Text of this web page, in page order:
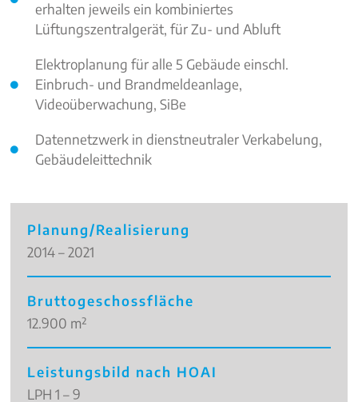
erhalten jeweils ein kombiniertes
Lüftungszentralgerät, für Zu- und Abluft
Elektroplanung für alle 5 Gebäude einschl.
Einbruch- und Brandmeldeanlage,
Videoüberwachung, SiBe
Datennetzwerk in dienstneutraler Verkabelung,
Gebäudeleittechnik
Planung/Realisierung
2014 – 2021
Bruttogeschossfläche
12.900 m²
Leistungsbild nach HOAI
LPH 1 – 9